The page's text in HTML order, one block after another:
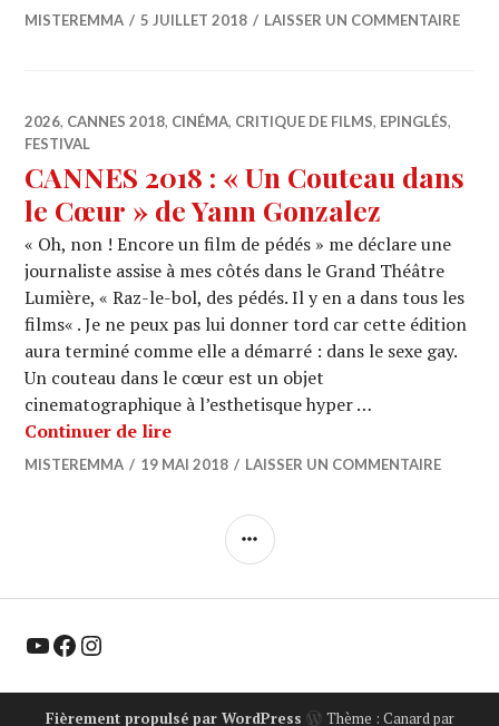
MISTEREMMA 5 JUILLET 2018 LAISSER UN COMMENTAIRE
2026, CANNES 2018, CINÉMA, CRITIQUE DE FILMS, EPINGLÉS,
FESTIVAL
CANNES 2018 : « Un Couteau dans
le Cœur » de Yann Gonzalez
« Oh, non ! Encore un film de pédés » me déclare une
journaliste assise à mes côtés dans le Grand Théâtre
Lumière, « Raz-le-bol, des pédés. Il y en a dans tous les
films« . Je ne peux pas lui donner tord car cette édition
aura terminé comme elle a démarré : dans le sexe gay.
Un couteau dans le cœur est un objet
cinematographique à l’esthetisque hyper …
Continuer de lireCANNES 2018 : « Un Couteau dans
MISTEREMMA 19 MAI 2018 LAISSER UN COMMENTAIRE
COLONNE
YouTube Facebook Instagram
Fièrement propulsé par WordPress Thème : Canard par